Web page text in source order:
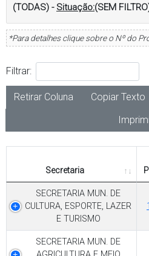
(TODAS) - Situação:(SEM
*Para detalhes clique sobre o Nº do
Filtrar:
Retirar Coluna Copiar Texto
Secretaria
SECRETARIA MUN. DE
CULTURA, ESPORTE, LAZER
E TURISMO
SECRETARIA MUN. DE